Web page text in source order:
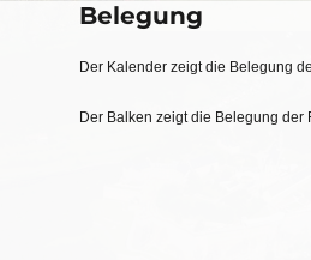
Belegung
Der Kalender zeigt die Belegung
Der Balken zeigt die Belegung der